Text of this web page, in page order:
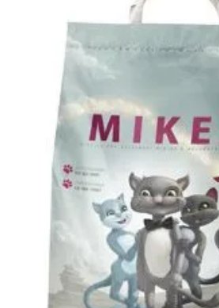
Klinika Veterix
777 319 516 (Po–Pá, 9–19h;
info@veterix.cz
E-shop Veterix
777 319 517 (Po–Pá, 8–15h)
eshop@veterix.cz